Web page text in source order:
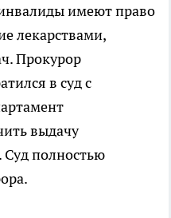
имеют право
лекарствами,
Прокурор
в суд с
выдачу
Суд полностью